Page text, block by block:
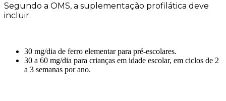
Segundo a OMS, a suplementação profilática deve
incluir:
30 mg/dia de ferro elementar para pré-escolares.
30 a 60 mg/dia para crianças em idade escolar, em ciclos de 2
a 3 semanas por ano.